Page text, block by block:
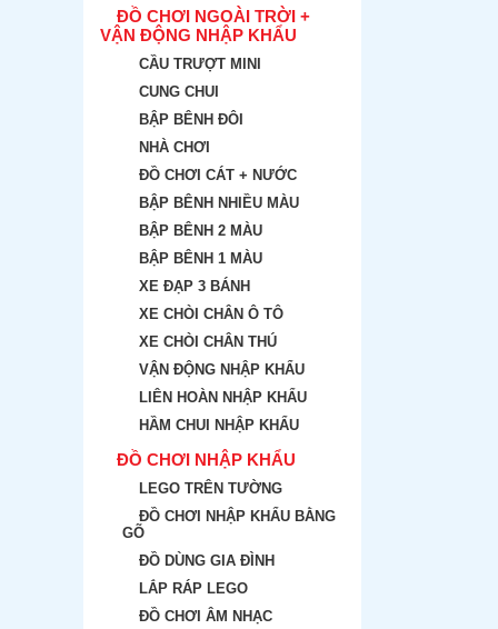
ĐỒ CHƠI NGOÀI TRỜI +
VẬN ĐỘNG NHẬP KHẨU
CẦU TRƯỢT MINI
CUNG CHUI
BẬP BÊNH ĐÔI
NHÀ CHƠI
ĐỒ CHƠI CÁT + NƯỚC
BẬP BÊNH NHIỀU MÀU
BẬP BÊNH 2 MÀU
BẬP BÊNH 1 MÀU
XE ĐẠP 3 BÁNH
XE CHÒI CHÂN Ô TÔ
XE CHÒI CHÂN THÚ
VẬN ĐỘNG NHẬP KHẨU
LIÊN HOÀN NHẬP KHẨU
HẦM CHUI NHẬP KHẨU
ĐỒ CHƠI NHẬP KHẨU
LEGO TRÊN TƯỜNG
ĐỒ CHƠI NHẬP KHẨU BẰNG
GÕ
ĐỒ DÙNG GIA ĐÌNH
LẮP RÁP LEGO
ĐỒ CHƠI ÂM NHẠC